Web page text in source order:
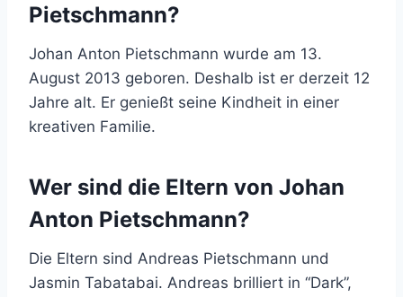
Pietschmann?
Johan Anton Pietschmann wurde am 13.
August 2013 geboren. Deshalb ist er derzeit 12
Jahre alt. Er genießt seine Kindheit in einer
kreativen Familie.
Wer sind die Eltern von Johan
Anton Pietschmann?
Die Eltern sind Andreas Pietschmann und
Jasmin Tabatabai. Andreas brilliert in “Dark”,